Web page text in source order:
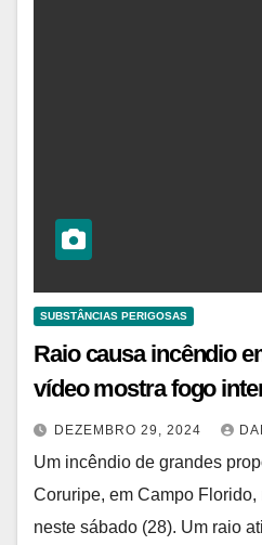
SUBSTÂNCIAS PERIGOSAS
Raio causa incêndio
vídeo mostra fogo
DEZEMBRO 29, 2024
Um incêndio de grandes
Coruripe, em Campo
neste sábado (28). Um raio